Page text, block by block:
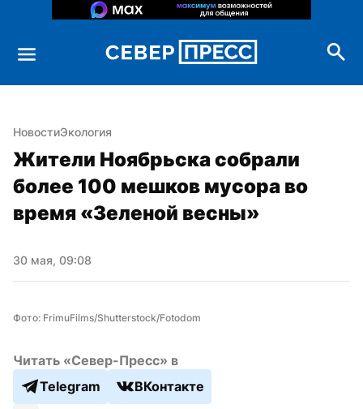
НовостиЭкология
Жители Ноябрьска собрали
более 100 мешков мусора во
время «Зеленой весны»
30 мая, 09:08
Фото: FrimuFilms/Shutterstock/Fotodom
Читать «Север-Пресс» в
Telegram
ВКонтакте